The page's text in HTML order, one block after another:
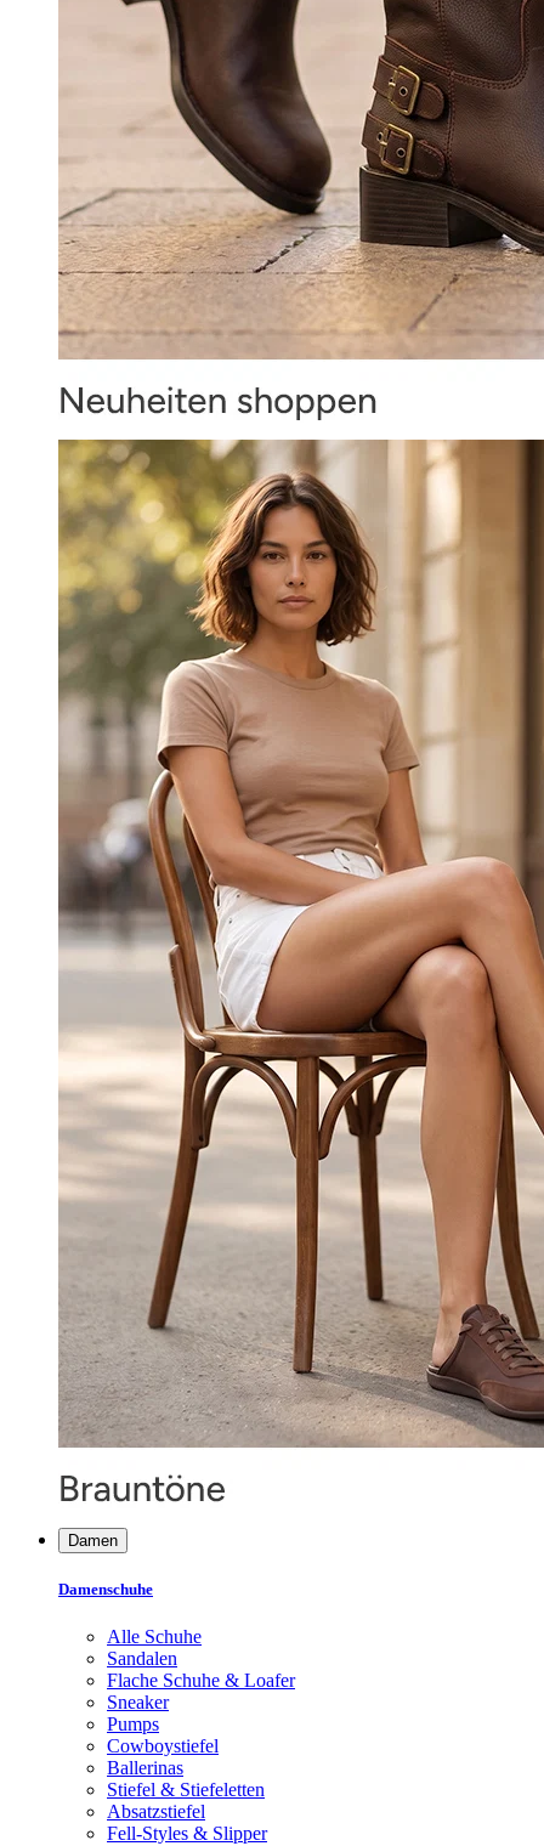
Damen
Damenschuhe
Alle Schuhe
Sandalen
Flache Schuhe & Loafer
Sneaker
Pumps
Cowboystiefel
Ballerinas
Stiefel & Stiefeletten
Absatzstiefel
Fell-Styles & Slipper